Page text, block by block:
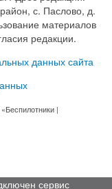
с. Паслово, д.
материалов
редакции.
данных сайта
|
сервис